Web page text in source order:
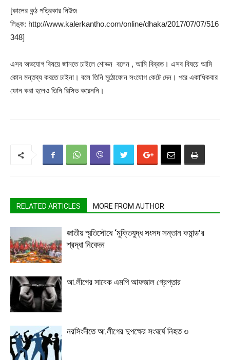
[কালের কন্ঠ পত্রিকার নিউজ
লিঙ্ক: http://www.kalerkantho.com/online/dhaka/2017/07/07/516
348]
এসব অভযোগ বিষয়ে জানতে চাইলে শোভন বলেন , আমি বিব্রত। এসব বিষয়ে আমি
কোন মন্তব্য করতে চাইনা। বলে তিনি মুঠোফোন সংযোগ কেটে দেন। পরে একাধিকবার
ফোন করা হলেও তিনি রিসিভ করেননি।
RELATED ARTICLES MORE FROM AUTHOR
জাতীয় স্মৃতিসৌধে ‘মুক্তিযুদ্ধ সংসদ সন্তান কমান্ড’র
শ্রদ্ধা নিবেদন
আ.লীগের সাবেক এমপি আফজাল গ্রেপ্তার
নরসিংদীতে আ.লীগের দুপক্ষের সংঘর্ষে নিহত ৩